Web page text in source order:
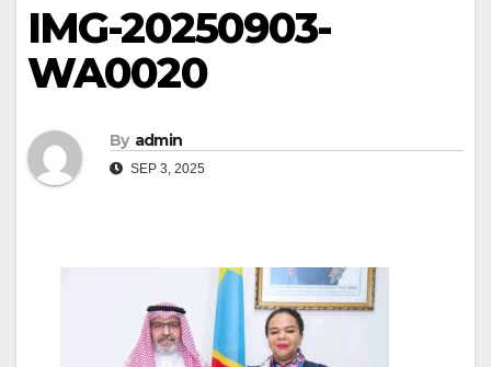
IMG-20250903-
WA0020
By admin
SEP 3, 2025